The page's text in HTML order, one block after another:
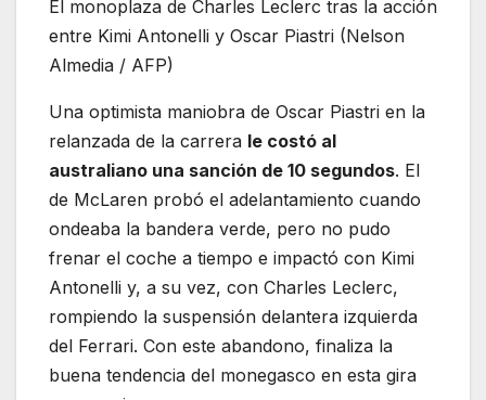
El monoplaza de Charles Leclerc tras la acción
entre Kimi Antonelli y Oscar Piastri (Nelson
Almedia / AFP)
Una optimista maniobra de Oscar Piastri en la
relanzada de la carrera le costó al
australiano una sanción de 10 segundos. El
de McLaren probó el adelantamiento cuando
ondeaba la bandera verde, pero no pudo
frenar el coche a tiempo e impactó con Kimi
Antonelli y, a su vez, con Charles Leclerc,
rompiendo la suspensión delantera izquierda
del Ferrari. Con este abandono, finaliza la
buena tendencia del monegasco en esta gira